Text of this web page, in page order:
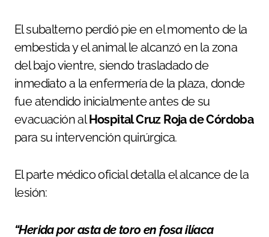
El subalterno perdió pie en el momento de la
embestida y el animal le alcanzó en la zona
del bajo vientre, siendo trasladado de
inmediato a la enfermería de la plaza, donde
fue atendido inicialmente antes de su
evacuación alHospital Cruz Roja de Córdoba
para su intervención quirúrgica.
El parte médico oficial detalla el alcance de la
lesión:
“Herida por asta de toro en fosa ilíaca